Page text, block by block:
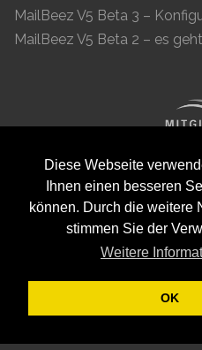
Diese Webseite
Ihnen einen besseren
können. Durch die weitere
stimmen Sie der
Weitere
OK
MailBeez V5 Beta 2 – es
MailBeez Aps · Ved
Dänemark · Reg-
Grav